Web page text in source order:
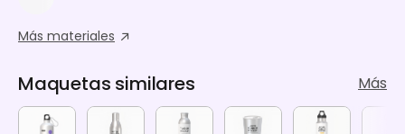
Más materiales
Maquetas similares Más